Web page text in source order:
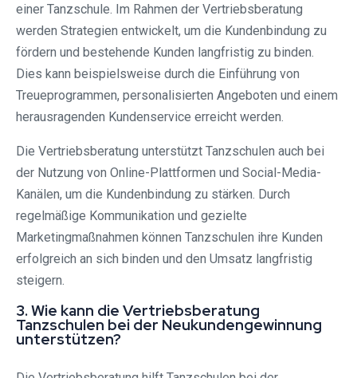
einer Tanzschule. Im Rahmen der Vertriebsberatung
werden Strategien entwickelt, um die Kundenbindung zu
fördern und bestehende Kunden langfristig zu binden.
Dies kann beispielsweise durch die Einführung von
Treueprogrammen, personalisierten Angeboten und einem
herausragenden Kundenservice erreicht werden.
Die Vertriebsberatung unterstützt Tanzschulen auch bei
der Nutzung von Online-Plattformen und Social-Media-
Kanälen, um die Kundenbindung zu stärken. Durch
regelmäßige Kommunikation und gezielte
Marketingmaßnahmen können Tanzschulen ihre Kunden
erfolgreich an sich binden und den Umsatz langfristig
steigern.
3. Wie kann die Vertriebsberatung
Tanzschulen bei der Neukundengewinnung
unterstützen?